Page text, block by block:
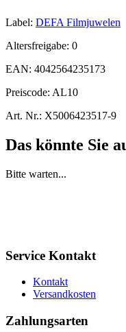
Label: DEFA Filmjuwelen
Altersfreigabe: 0
EAN: 4042564235173
Preiscode: AL10
Art. Nr.: X5006423517-9
Das könnte Sie
Bitte warten...
Service Kontakt
Kontakt
Versandkosten
Zahlungsarten